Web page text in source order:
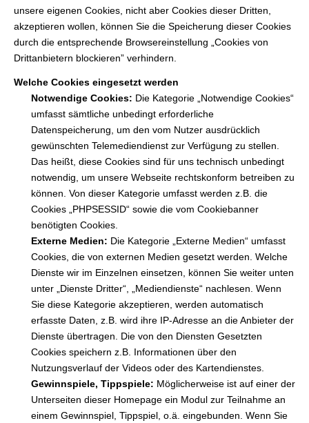
unsere eigenen Cookies, nicht aber Cookies dieser Dritten,
akzeptieren wollen, können Sie die Speicherung dieser Cookies
durch die entsprechende Browsereinstellung „Cookies von
Drittanbietern blockieren” verhindern.
Welche Cookies eingesetzt werden
Notwendige Cookies: Die Kategorie „Notwendige Cookies“
umfasst sämtliche unbedingt erforderliche
Datenspeicherung, um den vom Nutzer ausdrücklich
gewünschten Telemediendienst zur Verfügung zu stellen.
Das heißt, diese Cookies sind für uns technisch unbedingt
notwendig, um unsere Webseite rechtskonform betreiben zu
können. Von dieser Kategorie umfasst werden z.B. die
Cookies „PHPSESSID“ sowie die vom Cookiebanner
benötigten Cookies.
Externe Medien: Die Kategorie „Externe Medien“ umfasst
Cookies, die von externen Medien gesetzt werden. Welche
Dienste wir im Einzelnen einsetzen, können Sie weiter unten
unter „Dienste Dritter“, „Mediendienste“ nachlesen. Wenn
Sie diese Kategorie akzeptieren, werden automatisch
erfasste Daten, z.B. wird ihre IP-Adresse an die Anbieter der
Dienste übertragen. Die von den Diensten Gesetzten
Cookies speichern z.B. Informationen über den
Nutzungsverlauf der Videos oder des Kartendienstes.
Gewinnspiele, Tippspiele: Möglicherweise ist auf einer der
Unterseiten dieser Homepage ein Modul zur Teilnahme an
einem Gewinnspiel, Tippspiel, o.ä. eingebunden. Wenn Sie